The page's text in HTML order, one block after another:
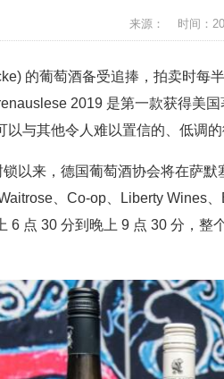
来源： 时间：
的葡萄酒备受追捧，拍卖时每
2019 是第一款获得美
以与其他令人难以置信的、低调
锁以来，德国葡萄酒协会将在萨
、Co-op、Liberty Wines
6 点 30 分到晚上 9 点 30 分，